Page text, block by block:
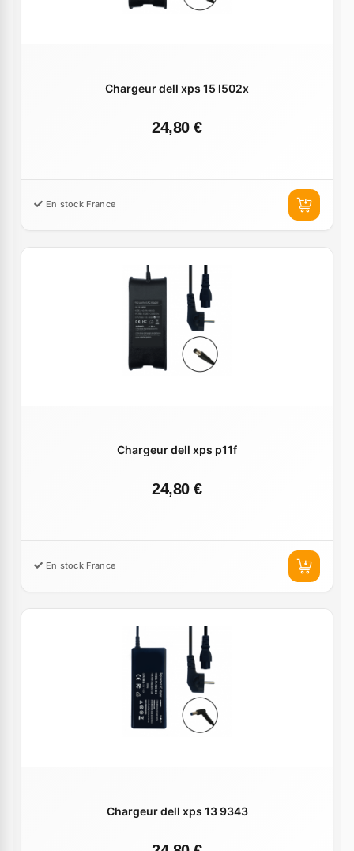
Chargeur dell xps 15 l502x
24,80 €
En stock France
Chargeur dell xps p11f
24,80 €
En stock France
Chargeur dell xps 13 9343